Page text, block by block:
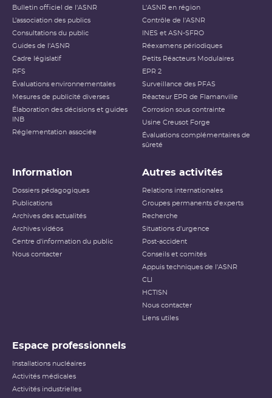
Bulletin officiel de l'ASNR
L’association des publics
Consultations du public
Guides de l'ASNR
Cadre législatif
RFS
Évaluations environnementales
Mesures de publicité diverses
Élaboration des décisions et guides
INB
Réglementation associée
L'ASNR en région
Contrôle de l'ASNR
INES et ASN-SFRO
Réexamens périodiques
Petits Réacteurs Modulaires
EPR 2
Surveillance des PFAS
Réacteur EPR de Flamanville
Corrosion sous contrainte
Usine Creusot Forge
Évaluations complémentaires de
sûreté
Information
Dossiers pédagogiques
Publications
Archives des actualités
Archives vidéos
Centre d'information du public
Nous contacter
Autres activités
Relations internationales
Groupes permanents d'experts
Recherche
Situations d'urgence
Post-accident
Conseils et comités
Appuis techniques de l'ASNR
CLI
HCTISN
Nous contacter
Liens utiles
Espace professionnels
Installations nucléaires
Activités médicales
Activités industrielles